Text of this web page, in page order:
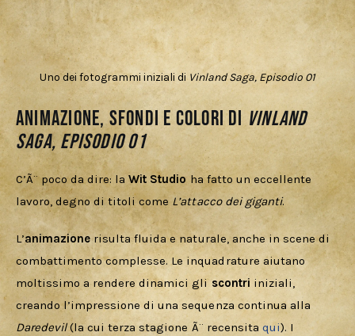
Uno dei fotogrammi iniziali diVinland Saga, Episodio 01
Animazione, sfondi e colori diVinland
Saga, Episodio 01
C’Ã¨ poco da dire: la Wit Studio ha fatto un eccellente
lavoro, degno di titoli come L’attacco dei giganti.
L’animazione risulta fluida e naturale, anche in scene di
combattimento complesse. Le inquadrature aiutano
moltissimo a rendere dinamici gli scontri iniziali,
creando l’impressione di una sequenza continua alla
Daredevil (la cui terza stagione Ã¨ recensita qui). I